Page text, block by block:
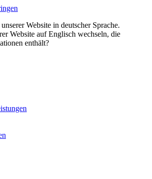
Website in deutscher Sprache.
Website auf Englisch wechseln, die
enthält?